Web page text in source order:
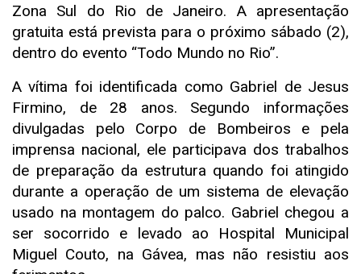
Zona Sul do Rio de Janeiro. A apresentação
gratuita está prevista para o próximo sábado (2),
dentro do evento “Todo Mundo no Rio”.
A vítima foi identificada como Gabriel de Jesus
Firmino, de 28 anos. Segundo informações
divulgadas pelo Corpo de Bombeiros e pela
imprensa nacional, ele participava dos trabalhos
de preparação da estrutura quando foi atingido
durante a operação de um sistema de elevação
usado na montagem do palco. Gabriel chegou a
ser socorrido e levado ao Hospital Municipal
Miguel Couto, na Gávea, mas não resistiu aos